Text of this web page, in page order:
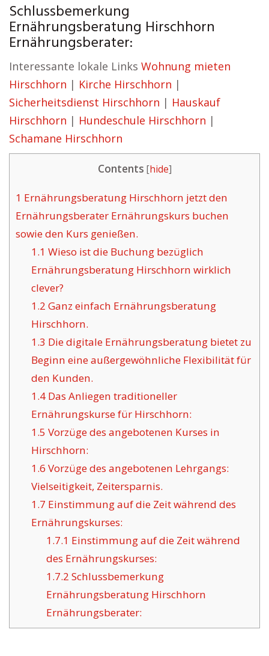
Schlussbemerkung
Ernährungsberatung Hirschhorn
Ernährungsberater:
Interessante lokale Links Wohnung mieten
Hirschhorn | Kirche Hirschhorn |
Sicherheitsdienst Hirschhorn | Hauskauf
Hirschhorn | Hundeschule Hirschhorn |
Schamane Hirschhorn
Contents [hide]
1 Ernährungsberatung Hirschhorn jetzt den
Ernährungsberater Ernährungskurs buchen
sowie den Kurs genießen.
1.1 Wieso ist die Buchung bezüglich
Ernährungsberatung Hirschhorn wirklich
clever?
1.2 Ganz einfach Ernährungsberatung
Hirschhorn.
1.3 Die digitale Ernährungsberatung bietet zu
Beginn eine außergewöhnliche Flexibilität für
den Kunden.
1.4Das Anliegen traditioneller
Ernährungskurse für Hirschhorn:
1.5 Vorzüge des angebotenen Kurses in
Hirschhorn:
1.6 Vorzüge des angebotenen Lehrgangs:
Vielseitigkeit, Zeitersparnis.
1.7 Einstimmung auf die Zeit während des
Ernährungskurses:
1.7.1 Einstimmung auf die Zeit während
des Ernährungskurses:
1.7.2 Schlussbemerkung
Ernährungsberatung Hirschhorn
Ernährungsberater: